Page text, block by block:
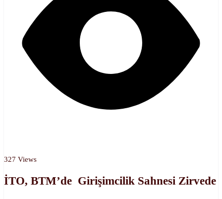
327 Views
İTO, BTM’de Girişimcilik Sahnesi Zirvede